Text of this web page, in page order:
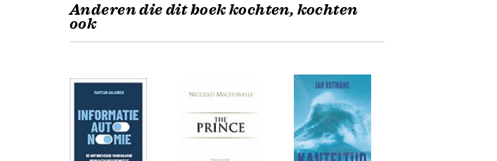
Anderen die dit boek kochten, kochten
ook